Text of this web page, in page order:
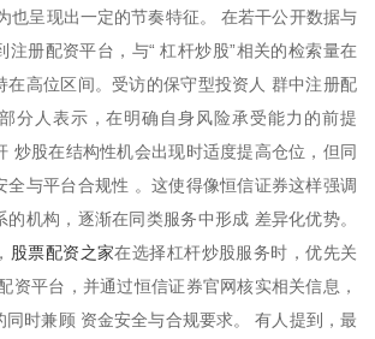
也呈现出一定的节奏特征。 在若干公开数据与
注册配资平台，与“ 杠杆炒股”相关的检索量在
在高位区间。受访的保守型投资人 群中注册配
分人表示，在明确自身风险承受能力的前提
炒股在结构性机会出现时适度提高仓位，但同
全与平台合规性 。这使得像恒信证券这样强调
的机构，逐渐在同类服务中形成 差异化优势。
股票配资之家在选择杠杆炒股服务时，优先关
资平台，并通过恒信证券官网核实相关信息，
同时兼顾 资金安全与合规要求。 有人提到，最